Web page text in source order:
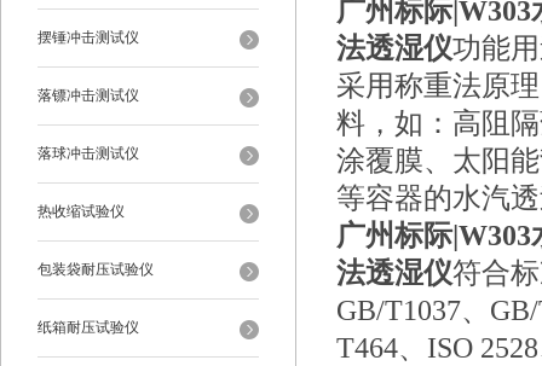
摆锤冲击测试仪
落镖冲击测试仪
落球冲击测试仪
热收缩试验仪
包装袋耐压试验仪
纸箱耐压试验仪
广州标际
法透湿仪功能
采用称重法原
料，如：高阻
涂覆膜、太阳
等容器的水汽
广州标际
法透湿仪符合
GB/T1037、
T464、ISO